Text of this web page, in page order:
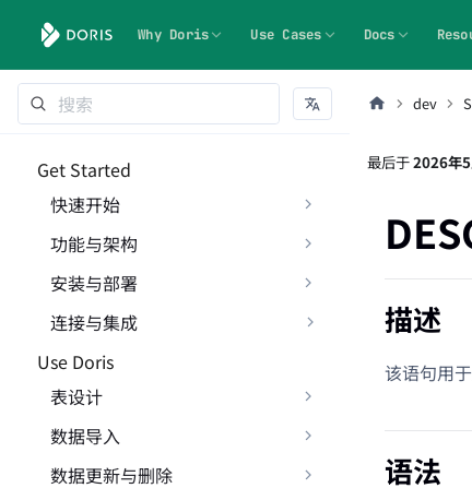
Why Doris Use Cases Docs
Get Started
快速开始
功能与架构
安装与部署
连接与集成
Use Doris
表设计
数据导入
数据更新与删除
dev
最后于2026年
描述
该语句用
语法